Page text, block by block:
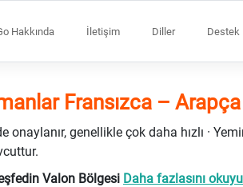
Hakkında İletişim Diller Destek
Fransızca – Arapça
genellikle çok daha hızlı ·
Valon Bölgesi Daha fazlasını